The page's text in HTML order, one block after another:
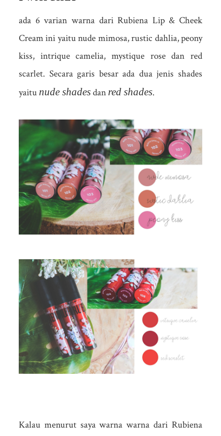
ada 6 varian warna dari Rubiena Lip & Cheek
Cream ini yaitu nude mimosa, rustic dahlia, peony
kiss, intrique camelia, mystique rose dan red
scarlet. Secara garis besar ada dua jenis shades
yaitunude shadesdan red shades.
Kalau menurut saya warna warna dari Rubiena